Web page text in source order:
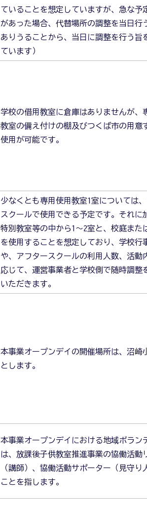
ていることを想定していますが、急な予
があった場合、代替場所の調整を当日行
ありうることから、当日に調整を行う旨
ています）
学校の借用教室に倉庫はありませんが、
教室の備え付けの棚及びつくば市の用意
使用が可能です。
少なくとも専用使用教室1室については
スクールで使用できる予定です。それに
特別教室等の中から1～2室と、校庭また
を使用することを想定しており、学校行
や、アフタースクールの利用人数、活動
応じて、運営事業者と学校側で随時調整
いただきます。
本事業オープンデイの開催場所は、沼崎
とします。
本事業オープンデイにおける地域ボラン
は、放課後子供教室推進事業の協働活動
（講師）、協働活動サポーター（見守り
ことを指します。